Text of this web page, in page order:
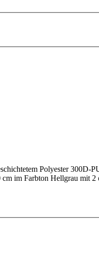
Polyester 300D-
im Farbton Hellgrau mit 2